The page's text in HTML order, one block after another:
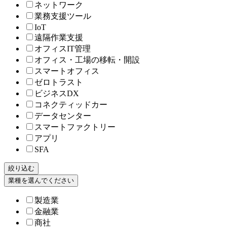
ネットワーク
業務支援ツール
IoT
遠隔作業支援
オフィスIT管理
オフィス・工場の移転・開設
スマートオフィス
ゼロトラスト
ビジネスDX
コネクティッドカー
データセンター
スマートファクトリー
アプリ
SFA
絞り込む
業種を選んでください
製造業
金融業
商社